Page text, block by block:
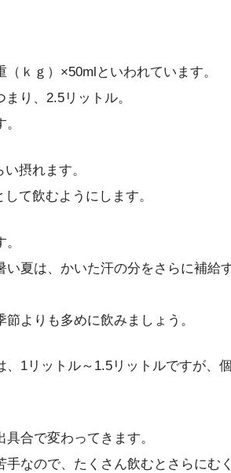
ｋｇ）×50mlといわれています。
り、2.5リットル。
摂れます。
て飲むようにします。
夏は、かいた汗の分をさらに補給
よりも多めに飲みましょう。
1リットル～1.5リットルですが、
合で変わってきます。
なので、たくさん飲むとさらにむ